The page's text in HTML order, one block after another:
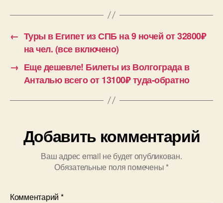
← Туры в Египет из СПБ на 9 ночей от 32800₽
на чел. (все включено)
→ Еще дешевле! Билеты из Волгограда в
Анталью всего от 13100₽ туда-обратно
Добавить комментарий
Ваш адрес email не будет опубликован.
Обязательные поля помечены *
Комментарий *